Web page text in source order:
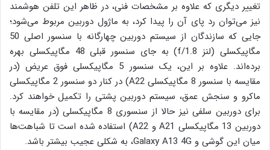
تغییر دیگری که علاوه بر مشخصات فنی، در ظاهر این تلفن هوشمند
نیز می‌توان رد پای آن را پیدا کرد، به ماژول دوربین مربوط می‌شود؛
جایی که سازندگان از سیستم دوربین چهارگانه با سنسور اصلی 50
مگاپیکسلی (لنز f/1.8) به جای سنسور قبلی 48 مگاپیکسلی بهره
برده‌اند. علاوه بر این، یک سنسور 5 مگاپیکسلی فوق عریض (در
مقایسه با سنسور 8 مگاپیکسلی A22) در کنار دو سنسور 2 مگاپیکسلی
ماکرو و سنجش عمق، سیستم دوربین پشتی را تکمیل خواهند کرد.
برای دوربین سلفی نیز حالا از سنسوری 8 مگاپیکسلی (در مقایسه با
دوربین 13 مگاپیکسلی A21 و A22) استفاده شده است تا شباهت‌ها
میان این گوشی و Galaxy A13 4G، به شکلی عجیب بیشتر باشد.